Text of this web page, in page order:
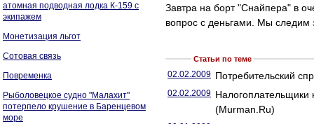
атомная подводная лодка К-159 с
экипажем
Монетизация льгот
Сотовая связь
Повременка
Рыболовецкое судно "Малахит"
потерпело крушение в Баренцевом
море
Завтра на борт "Снайпера" в
вопрос с деньгами. Мы следим
Статьи по теме
02.02.2009 Потребительский
02.02.2009 Налогоплательщики
(Murman.Ru)